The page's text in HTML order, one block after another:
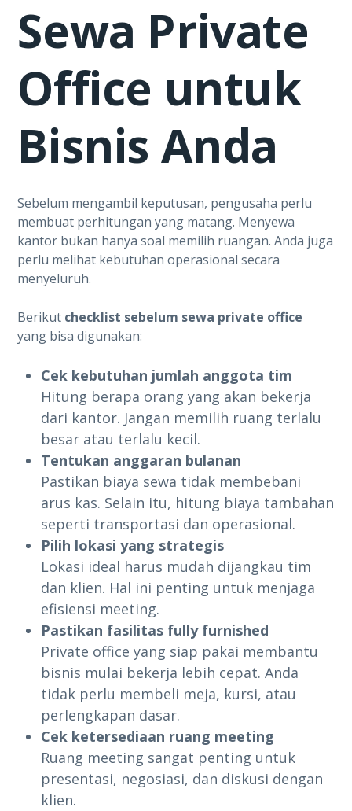
Sewa Private
Office untuk
Bisnis Anda
Sebelum mengambil keputusan, pengusaha perlu
membuat perhitungan yang matang. Menyewa
kantor bukan hanya soal memilih ruangan. Anda juga
perlu melihat kebutuhan operasional secara
menyeluruh.
Berikut checklist sebelum sewa private office
yang bisa digunakan:
Cek kebutuhan jumlah anggota tim
Hitung berapa orang yang akan bekerja
dari kantor. Jangan memilih ruang terlalu
besar atau terlalu kecil.
Tentukan anggaran bulanan
Pastikan biaya sewa tidak membebani
arus kas. Selain itu, hitung biaya tambahan
seperti transportasi dan operasional.
Pilih lokasi yang strategis
Lokasi ideal harus mudah dijangkau tim
dan klien. Hal ini penting untuk menjaga
efisiensi meeting.
Pastikan fasilitas fully furnished
Private office yang siap pakai membantu
bisnis mulai bekerja lebih cepat. Anda
tidak perlu membeli meja, kursi, atau
perlengkapan dasar.
Cek ketersediaan ruang meeting
Ruang meeting sangat penting untuk
presentasi, negosiasi, dan diskusi dengan
klien.